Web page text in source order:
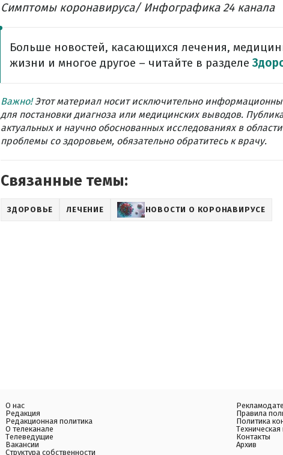
Симптомы коронавируса/ Инфографика 24 канала
Больше новостей, касающихся лечения,
жизни и многое другое – читайте в разделе
Важно!Этот материал носит исключительно
для постановки диагноза или медицинских выводов.
актуальных и научно обоснованных исследованиях в
проблемы со здоровьем, обязательно обратитесь к врачу.
Связанные темы:
ЗДОРОВЬЕ ЛЕЧЕНИЕ НОВОСТИ О КОРОНАВИРУСЕ
О нас
Редакция
Редакционная политика
О телеканале
Телеведущие
Вакансии
Структура собственности
Правила
Политика
Контакты
Архив